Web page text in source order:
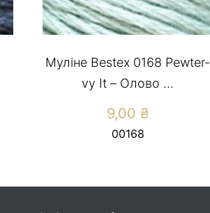
Муліне Bestex 0168 Pewter-
vy It – Олово ...
9,00 ₴
00168